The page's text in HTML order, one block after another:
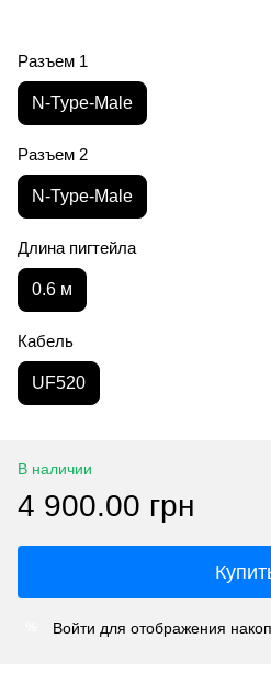
Разъем 1
N-Type-Male
Разъем 2
N-Type-Male
Длина пигтейла
0.6 м
Кабель
UF520
В наличии
4 900.00 грн
Войти для отображения